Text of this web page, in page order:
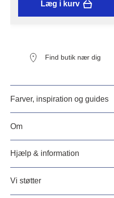
Læg i kurv
Find butik nær dig
Farver, inspiration og guides
Om
Hjælp & information
Vi støtter